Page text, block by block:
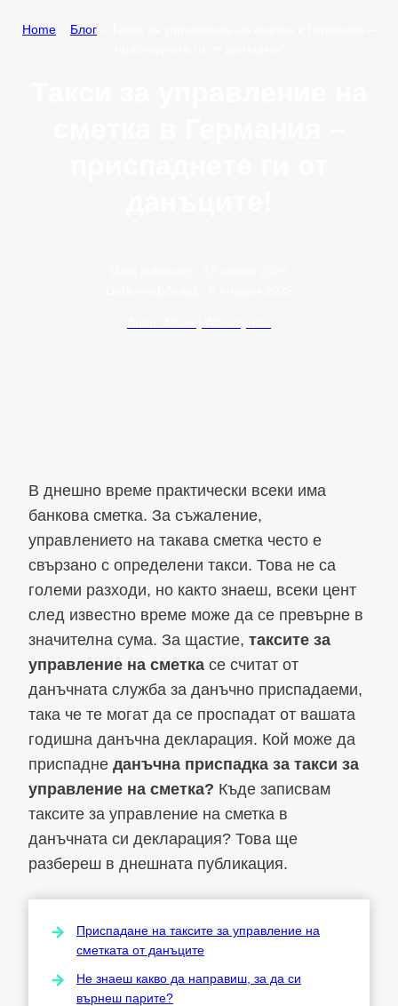
Home Блог
В днешно време практически всеки има
банкова сметка. За съжаление,
управлението на такава сметка често е
свързано с определени такси. Това не са
големи разходи, но както знаеш, всеки цент
след известно време може да се превърне в
значителна сума. За щастие, таксите за
управление на сметка се считат от
данъчната служба за данъчно приспадаеми,
така че те могат да се проспадат от вашата
годишна данъчна декларация. Кой може да
приспадне данъчна приспадка за такси за
управление на сметка? Къде записвам
таксите за управление на сметка в
данъчната си декларация? Това ще
разбереш в днешната публикация.
Приспадане на таксите за управление на
сметката от данъците
Не знаеш какво да направиш, за да си
върнеш парите?